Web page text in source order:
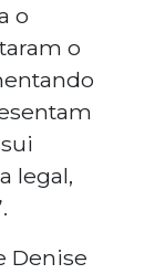
o
o
legal,
Denise